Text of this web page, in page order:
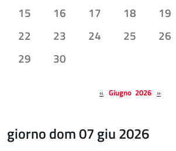
15
16 17 18 19
22
23 24 25 26
29
30
« Giugno 2026 »
giorno dom 07 giu 2026